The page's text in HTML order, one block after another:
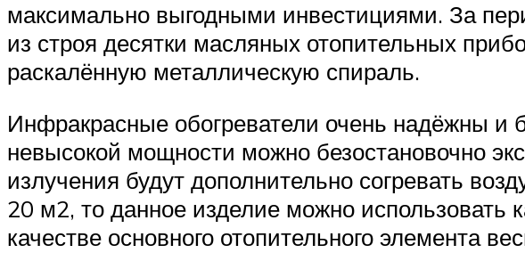
максимально выгодными инвестициями. За
из строя десятки масляных отопительных
раскалённую металлическую спираль.
Инфракрасные обогреватели очень надёжны и
невысокой мощности можно безостановочно
излучения будут дополнительно согревать
20 м2, то данное изделие можно использовать
качестве основного отопительного элемента